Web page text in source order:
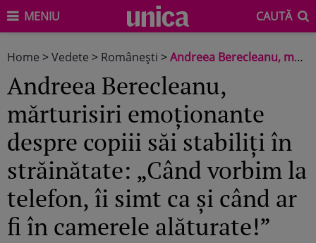
MENIU CAUTĂ
Home >Vedete > Româneşti >Andreea Berecleanu, mărturisiri emoționante despre copiii săi stabiliți în străinătate: „Când vorbim la telefon, îi simt ca și când ar fi în camerele alăturate!”
Andreea Berecleanu,
mărturisiri emoționante
despre copiii săi stabiliți în
străinătate: „Când vorbim la
telefon, îi simt ca și când ar
fi în camerele alăturate!”